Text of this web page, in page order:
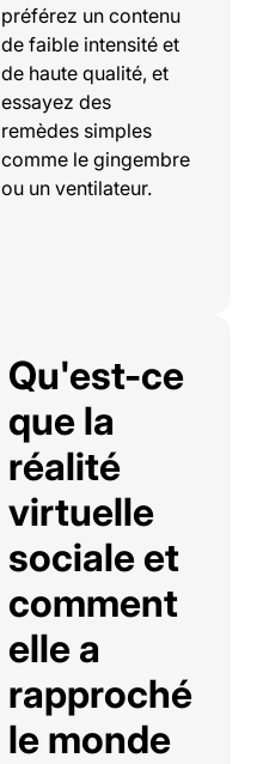
préférez un contenu
de faible intensité et
de haute qualité, et
essayez des
remèdes simples
comme le gingembre
ou un ventilateur.
Qu'est-ce
que la
réalité
virtuelle
sociale et
comment
elle a
rapproché
le monde